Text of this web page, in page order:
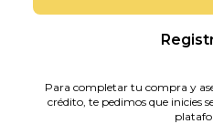
Para completar tu compra y
crédito, te pedimos que inicies